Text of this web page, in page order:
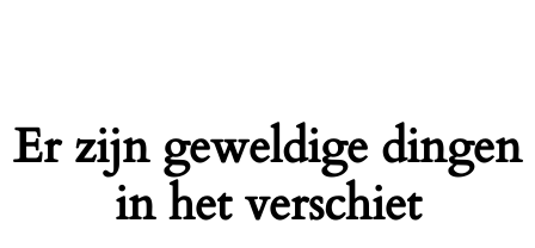
Er zijn geweldige dingen
in het verschiet